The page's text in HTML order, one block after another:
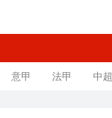
意甲 法甲 中超